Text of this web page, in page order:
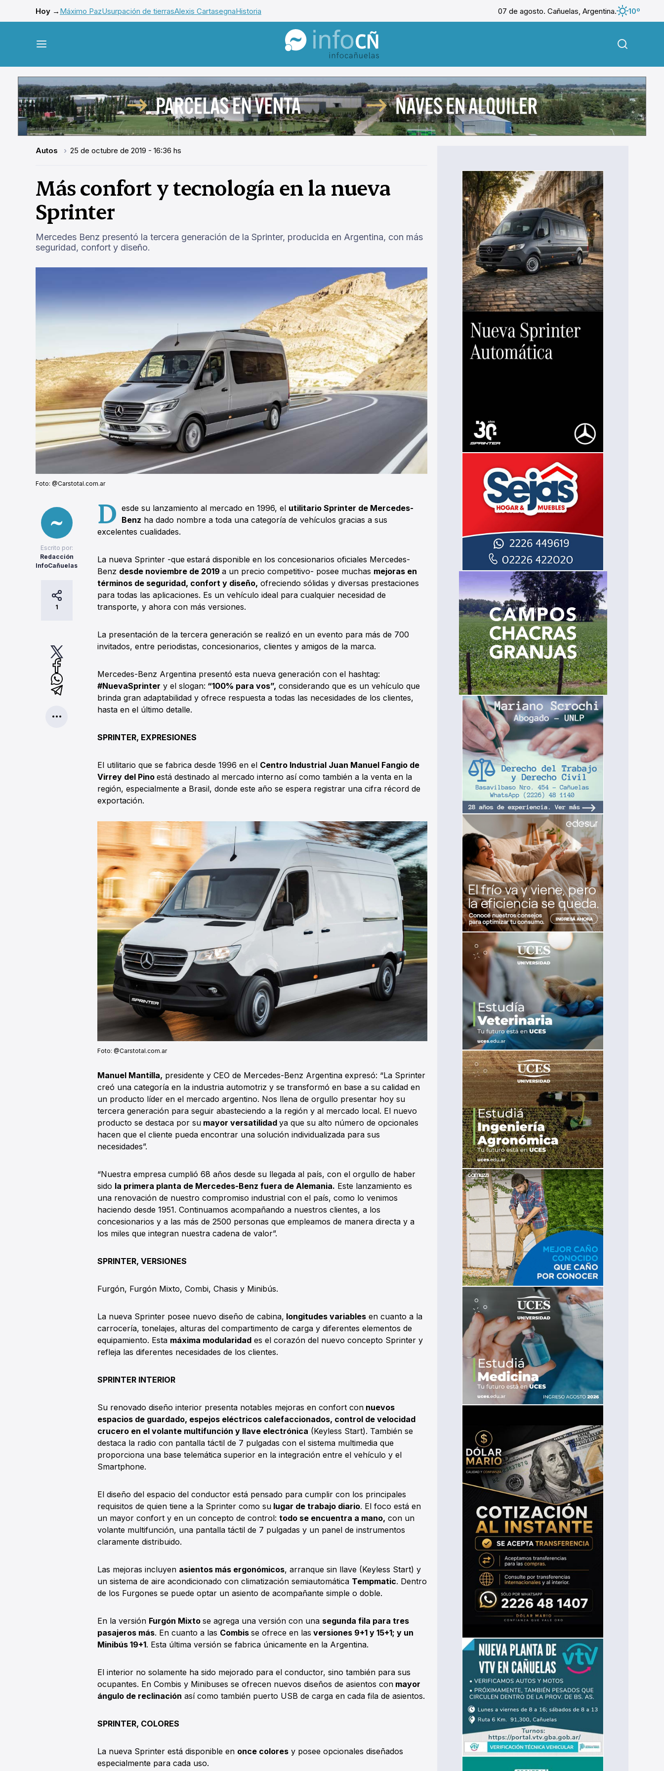
Hoy → Máximo PazUsurpación de tierrasAlexis CartasegnaHistoria 07 de agosto. Cañuelas, Argentina.
10º
InfoCañuelas
Autos 25 de octubre de 2019 - 16:36 hs
Más confort y tecnología en la nueva
Sprinter
Mercedes Benz presentó la tercera generación de la Sprinter, producida en Argentina, con más
seguridad, confort y diseño.
Foto: @Carstotal.com.ar
Escrito por:
Redacción
InfoCañuelas
1
D esde su lanzamiento al mercado en 1996, el utilitario Sprinter de Mercedes-
Benz ha dado nombre a toda una categoría de vehículos gracias a sus
excelentes cualidades.
La nueva Sprinter -que estará disponible en los concesionarios oficiales Mercedes-
Benz desde noviembre de 2019 a un precio competitivo- posee muchas mejoras en
términos de seguridad, confort y diseño, ofreciendo sólidas y diversas prestaciones
para todas las aplicaciones. Es un vehículo ideal para cualquier necesidad de
transporte, y ahora con más versiones.
La presentación de la tercera generación se realizó en un evento para más de 700
invitados, entre periodistas, concesionarios, clientes y amigos de la marca.
Mercedes-Benz Argentina presentó esta nueva generación con el hashtag:
#NuevaSprinter y el slogan: “100% para vos”, considerando que es un vehículo que
brinda gran adaptabilidad y ofrece respuesta a todas las necesidades de los clientes,
hasta en el último detalle.
SPRINTER, EXPRESIONES
El utilitario que se fabrica desde 1996 en el Centro Industrial Juan Manuel Fangio de
Virrey del Pino está destinado al mercado interno así como también a la venta en la
región, especialmente a Brasil, donde este año se espera registrar una cifra récord de
exportación.
Foto: @Carstotal.com.ar
Manuel Mantilla, presidente y CEO de Mercedes-Benz Argentina expresó: “La Sprinter
creó una categoría en la industria automotriz y se transformó en base a su calidad en
un producto líder en el mercado argentino. Nos llena de orgullo presentar hoy su
tercera generación para seguir abasteciendo a la región y al mercado local. El nuevo
producto se destaca por su mayor versatilidad ya que su alto número de opcionales
hacen que el cliente pueda encontrar una solución individualizada para sus
necesidades”.
“Nuestra empresa cumplió 68 años desde su llegada al país, con el orgullo de haber
sido la primera planta de Mercedes-Benz fuera de Alemania. Este lanzamiento es
una renovación de nuestro compromiso industrial con el país, como lo venimos
haciendo desde 1951. Continuamos acompañando a nuestros clientes, a los
concesionarios y a las más de 2500 personas que empleamos de manera directa y a
los miles que integran nuestra cadena de valor”.
SPRINTER, VERSIONES
Furgón, Furgón Mixto, Combi, Chasis y Minibús.
La nueva Sprinter posee nuevo diseño de cabina, longitudes variables en cuanto a la
carrocería, tonelajes, alturas del compartimento de carga y diferentes elementos de
equipamiento. Esta máxima modularidad es el corazón del nuevo concepto Sprinter y
refleja las diferentes necesidades de los clientes.
SPRINTER INTERIOR
Su renovado diseño interior presenta notables mejoras en confort con nuevos
espacios de guardado, espejos eléctricos calefaccionados, control de velocidad
crucero en el volante multifunción y llave electrónica (Keyless Start). También se
destaca la radio con pantalla táctil de 7 pulgadas con el sistema multimedia que
proporciona una base telemática superior en la integración entre el vehículo y el
Smartphone.
El diseño del espacio del conductor está pensado para cumplir con los principales
requisitos de quien tiene a la Sprinter como su lugar de trabajo diario. El foco está en
un mayor confort y en un concepto de control: todo se encuentra a mano, con un
volante multifunción, una pantalla táctil de 7 pulgadas y un panel de instrumentos
claramente distribuido.
Las mejoras incluyen asientos más ergonómicos, arranque sin llave (Keyless Start) y
un sistema de aire acondicionado con climatización semiautomática Tempmatic. Dentro
de los Furgones se puede optar un asiento de acompañante simple o doble.
En la versión Furgón Mixto se agrega una versión con una segunda fila para tres
pasajeros más. En cuanto a las Combis se ofrece en las versiones 9+1 y 15+1; y un
Minibús 19+1. Esta última versión se fabrica únicamente en la Argentina.
El interior no solamente ha sido mejorado para el conductor, sino también para sus
ocupantes. En Combis y Minibuses se ofrecen nuevos diseños de asientos con mayor
ángulo de reclinación así como también puerto USB de carga en cada fila de asientos.
SPRINTER, COLORES
La nueva Sprinter está disponible en once colores y posee opcionales diseñados
especialmente para cada uso.